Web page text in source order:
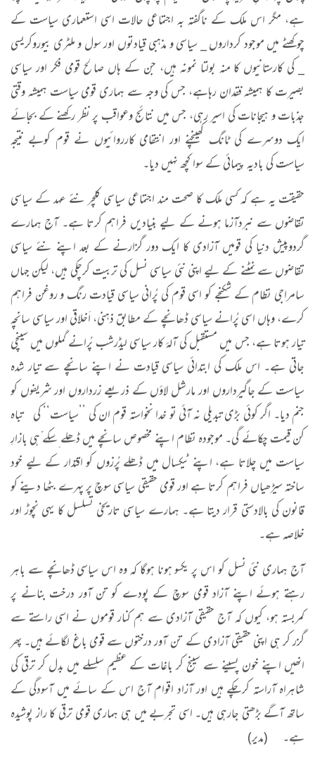
ہے، مگر اس ملک کے ناگفتہ بہ اجتماعی حالات اسی استعماری سیاست کے
چوکھٹے میں موجود کرداروں _ سیاسی و مذہبی قیادتوں اور سول و ملٹری بیوروکریسی
_ کی کارستانیوں کا منہ بولتا نمونہ ہیں، جن کے ہاں صالح قومی فکر اور سیاسی
بصیرت کا ہمیشہ فقدان رہاہے، جس کی وجہ سے ہماری قومی سیاست ہمیشہ وقتی
جذبات و ہیجانات کی اسیر رہی، جس میں نتائج وعواقب پر نظر رکھنے کے بجائے
ایک دوسرے کی ٹانگ کھینچنے اور انتقامی کارروائیوں نے قوم کوبے نتیجہ
سیاست کی بادیہ پیمائی کے سوا کچھ نہیں دیا۔
حقیقت یہ ہے کہ کسی ملک کا صحت مند اجتماعی سیاسی کلچر نئے عہد کے سیاسی
تقاضوں سے نبردآزما ہونے کے لیے بنیادیں فراہم کرتا ہے۔ آج ہمارے
گردوپیش دنیا کی قومیں آزادی کا ایک دور گزارنے کے بعد اپنے نئے سیاسی
تقاضوں سے نمٹنے کے لیے اپنی نئی سیاسی نسل کی تربیت کرچکی ہیں، لیکن جہاں
سامراجی نظام کے شکنجے کو اسی قوم کی پُرانی سیاسی قیادت رنگ و روغن فراہم
کرے، وہاں اسی پُرانے سیاسی ڈھانچے کے مطابق ذہنی، اَخلاقی اور سیاسی سانچہ
تیار ہوتا ہے، جس میں مستقبل کی آلۂ کار سیاسی لیڈرشب پُرانے گملوں میں سینچی
جاتی ہے۔ اس ملک کی ابتدائی سیاسی قیادت نے اپنے سانچے سے تیار شدہ
سیاست کے جاگیرداروں اور مارشل لاؤں کے ذریعے زرداروں اور شریفوں کو
جنم دیا۔ اگر کوئی بڑی تبدیلی نہ آئی تو خدا نخواستہ قوم ان کی ’’سیاست‘‘ کی تباہ
کن قیمت چکائے گی۔ موجودہ نظام اپنے مخصوص سانچے میں ڈھلے ِسکے ّہی بازارِ
سیاست میں چلاتا ہے، اپنے ٹیکسال میں ڈھلے پُرزوں کو اقتدار کے لیے خود
ساختہ سیڑھیاں فراہم کرتا ہے اور قومی حقیقی سیاسی سوچ پر پہرے بٹھا دینے کو
قانون کی بالادستی قرار دیتا ہے۔ ہمارے سیاسی تاریخی تسلسل کا یہی نچوڑ اور
خلاصہ ہے۔
آج ہماری نئی نسل کو اس پر یکسو ہونا ہوگا کہ وہ اس سیاسی ڈھانچے سے باہر
رہتے ہوئے اپنے آزاد قومی سوچ کے پودے کو تن آور درخت بنانے پر
کمربستہ ہو، کیوں کہ آج حقیقی آزادی سے ہم کنار قوموں نے اسی راستے سے
گزر کر ہی اپنی حقیقی آزادی کے تن آور درختوں سے قومی باغ لگائے ہیں۔ پھر
انھیں اپنے خون پسینے سے سینج کر باغات کے عظیم سلسلے میں بدل کر ترقی کی
شاہراہ آراستہ کرچکے ہیں اور آزاد اقوام آج اس کے سائے میں آسودگی کے
ساتھ آگے بڑھتی جارہی ہیں۔ اسی تجربے میں ہی ہماری قومی ترقی کا راز پوشیدہ
ہے۔ (مدیر)